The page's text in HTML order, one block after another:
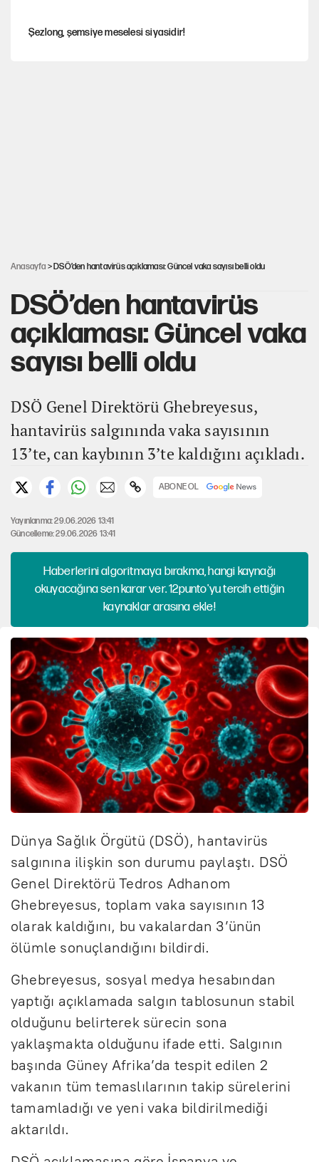
Şezlong, şemsiye meselesi siyasidir!
Anasayfa > DSÖ’den hantavirüs açıklaması: Güncel vaka sayısı belli oldu
DSÖ’den hantavirüs
açıklaması: Güncel vaka
sayısı belli oldu
DSÖ Genel Direktörü Ghebreyesus,
hantavirüs salgınında vaka sayısının
13’te, can kaybının 3’te kaldığını açıkladı.
ABONE OL
Yayınlanma: 29.06.2026 13:41
Güncelleme: 29.06.2026 13:41
Haberlerini algoritmaya bırakma, hangi kaynağı
okuyacağına sen karar ver. 12punto'yu tercih ettiğin
kaynaklar arasına ekle!
Dünya Sağlık Örgütü (DSÖ), hantavirüs
salgınına ilişkin son durumu paylaştı. DSÖ
Genel Direktörü Tedros Adhanom
Ghebreyesus, toplam vaka sayısının 13
olarak kaldığını, bu vakalardan 3’ünün
ölümle sonuçlandığını bildirdi.
Ghebreyesus, sosyal medya hesabından
yaptığı açıklamada salgın tablosunun stabil
olduğunu belirterek sürecin sona
yaklaşmakta olduğunu ifade etti. Salgının
başında Güney Afrika’da tespit edilen 2
vakanın tüm temaslılarının takip sürelerini
tamamladığı ve yeni vaka bildirilmediği
aktarıldı.